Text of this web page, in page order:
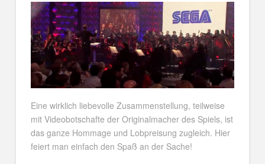
Eine wirklich liebevolle Zusammenstellung, teilweise
mit Videobotschafte der Originalmacher des Spiels, ist
das ganze Hommage und Lobpreisung zugleich. Hier
feiert man einfach den Spaß an der Sache!